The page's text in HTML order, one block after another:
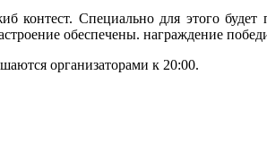
контест. Специально для этого
обеспечены. награждение
организаторами к 20:00.